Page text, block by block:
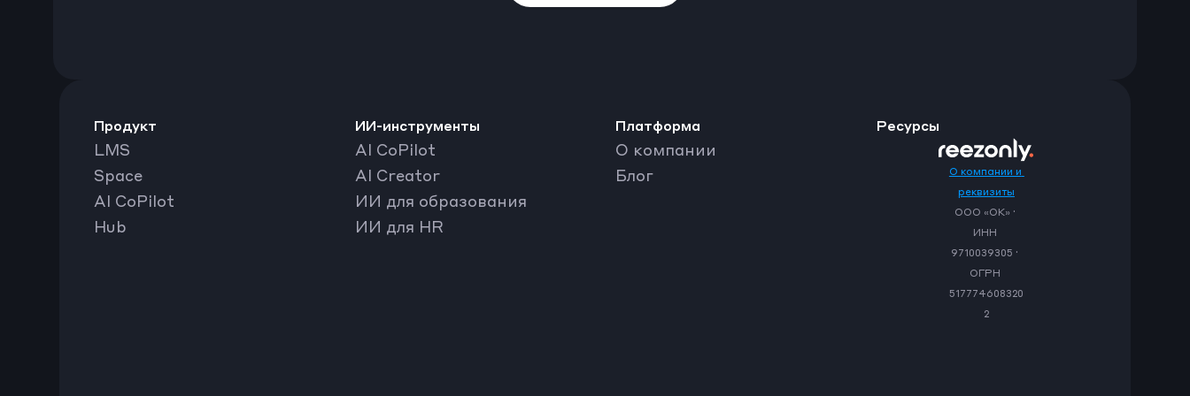
Продукт
LMS
Space
AI CoPilot
Hub
ИИ-инструменты
AI CoPilot
AI Creator
ИИ для образования
ИИ для HR
Платформа
О компании
Блог
Ресурсы
О компании и
реквизиты
ООО «ОК» ·
ИНН
9710039305 ·
ОГРН
517774608320
2